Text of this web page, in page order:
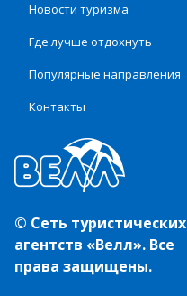
Новости туризма
Где лучше отдохнуть
Популярные направления
Контакты
© Сеть туристических
агентств «Велл». Все
права защищены.